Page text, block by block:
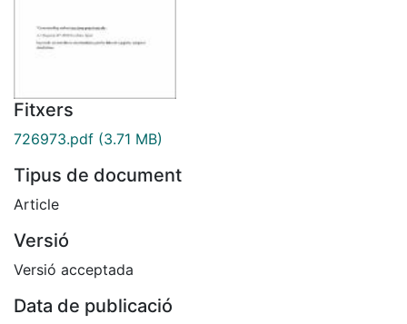
Fitxers
726973.pdf (3.71 MB)
Tipus de document
Article
Versió
Versió acceptada
Data de publicació